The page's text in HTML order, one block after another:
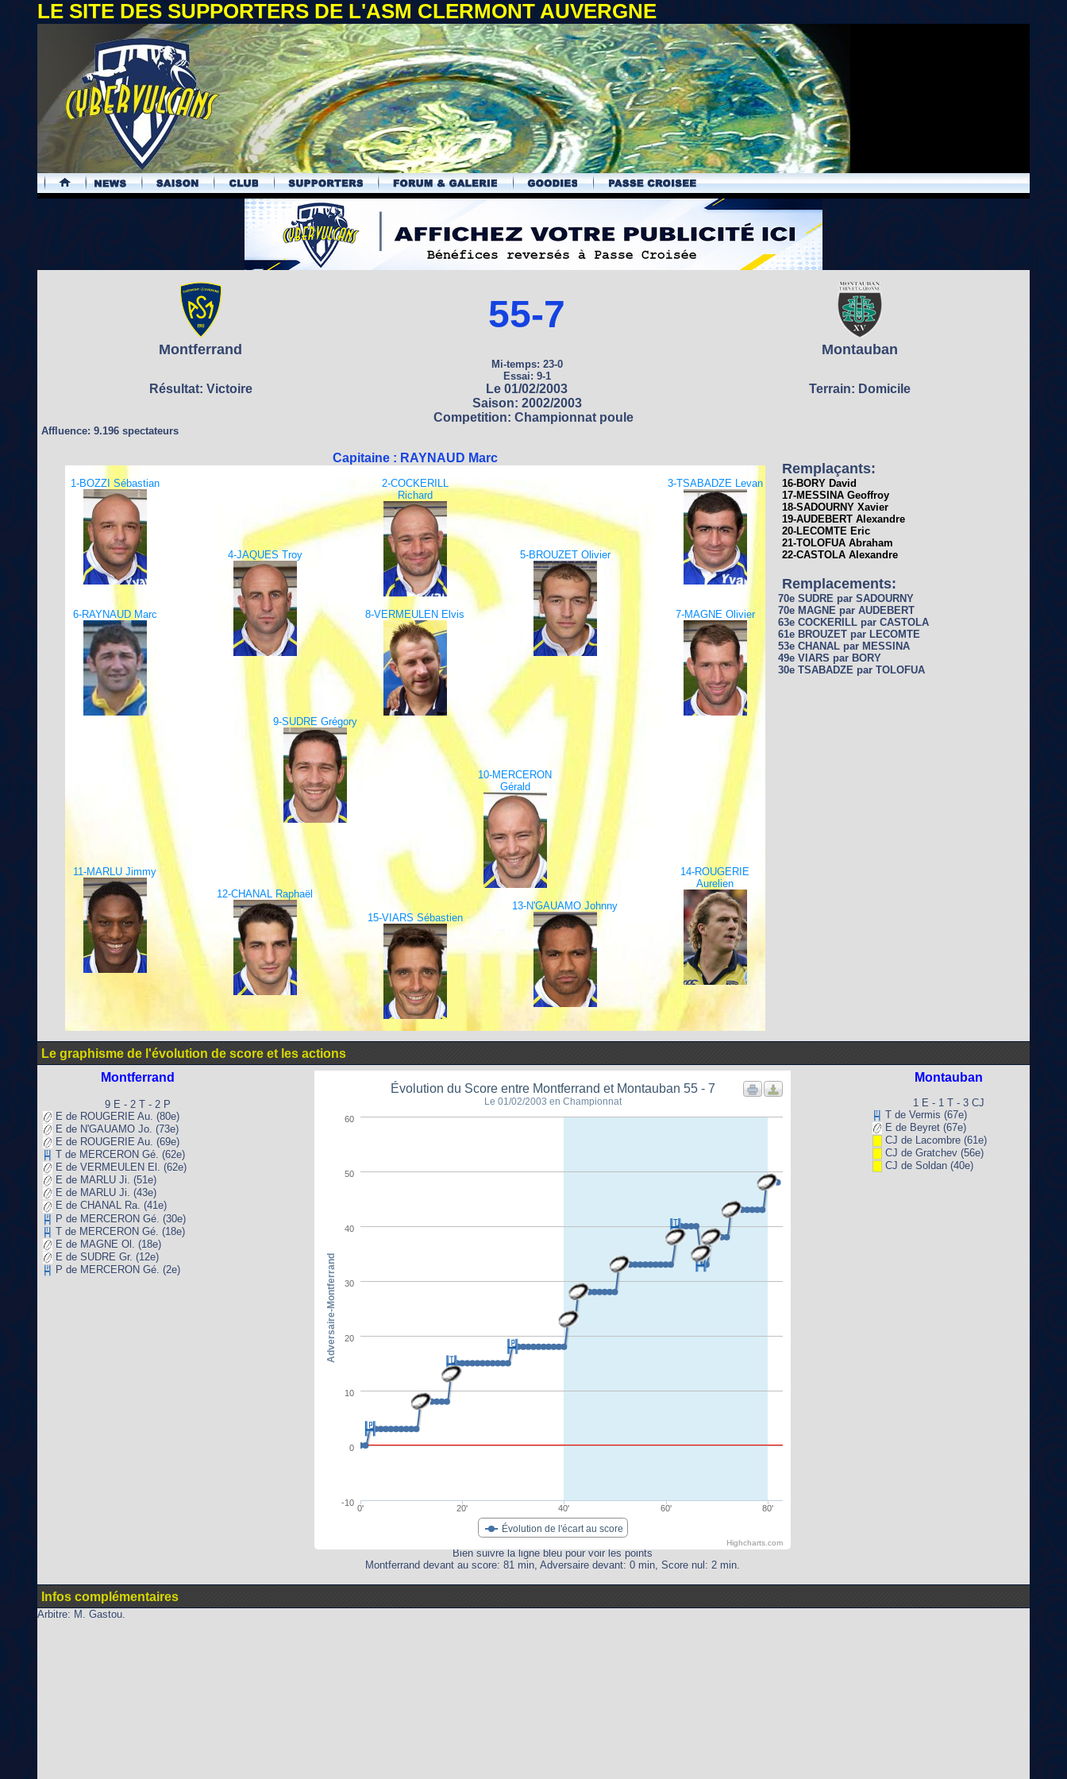
LE SITE DES SUPPORTERS DE L'ASM CLERMONT AUVERGNE
.
Montferrand
55-7
Montauban
Mi-temps: 23-0
Essai: 9-1
Résultat: Victoire Le 01/02/2003
Terrain: Domicile
Saison: 2002/2003
Competition: Championnat poule
Affluence: 9.196 spectateurs
Capitaine : RAYNAUD Marc
1-BOZZI Sébastian
2-COCKERILL
Richard
3-TSABADZE Levan
4-JAQUES Troy 5-BROUZET Olivier
6-RAYNAUD Marc 8-VERMEULEN Elvis 7-MAGNE Olivier
9-SUDRE Grégory
10-MERCERON
Gérald
11-MARLU Jimmy
14-ROUGERIE
Aurelien
12-CHANAL Raphaël
13-N'GAUAMO Johnny
15-VIARS Sébastien
Remplaçants:
16-BORY David
17-MESSINA Geoffroy
18-SADOURNY Xavier
19-AUDEBERT Alexandre
20-LECOMTE Eric
21-TOLOFUA Abraham
22-CASTOLA Alexandre
Remplacements:
70e SUDRE par SADOURNY
70e MAGNE par AUDEBERT
63e COCKERILL par CASTOLA
61e BROUZET par LECOMTE
53e CHANAL par MESSINA
49e VIARS par BORY
30e TSABADZE par TOLOFUA
Le graphisme de l'évolution de score et les actions
Montferrand
9 E - 2 T - 2 P
E de ROUGERIE Au. (80e)
E de N'GAUAMO Jo. (73e)
E de ROUGERIE Au. (69e)
T de MERCERON Gé. (62e)
E de VERMEULEN El. (62e)
E de MARLU Ji. (51e)
E de MARLU Ji. (43e)
E de CHANAL Ra. (41e)
P de MERCERON Gé. (30e)
T de MERCERON Gé. (18e)
E de MAGNE Ol. (18e)
E de SUDRE Gr. (12e)
P de MERCERON Gé. (2e)
Évolution du Score entre Montferrand et Montauban 55 - 7
Le 01/02/2003 en Championnat
Évolution de l'écart au score
0' 20' 40' 60' 80'
0
10
20
30
40
50
-10
60
Adversaire-Montferrand
Highcharts.com
Bien suivre la ligne bleu pour voir les points
Montferrand devant au score: 81 min, Adversaire devant: 0 min, Score nul: 2 min.
Montauban
1 E - 1 T - 3 CJ
T de Vermis (67e)
E de Beyret (67e)
CJ de Lacombre (61e)
CJ de Gratchev (56e)
CJ de Soldan (40e)
Infos complémentaires
Arbitre: M. Gastou.